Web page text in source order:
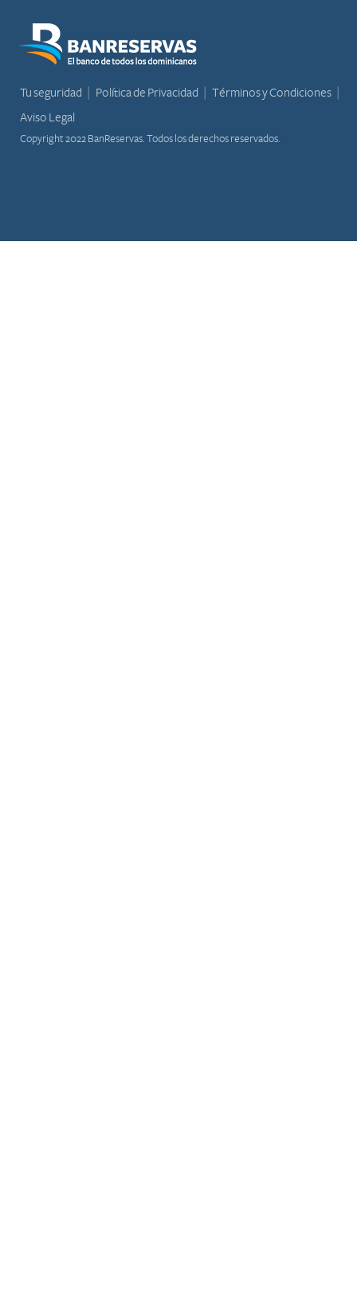
Tu seguridad Política de Privacidad
Términos y Condiciones
Aviso Legal
Copyright 2022 BanReservas. Todos los derechos reservados.